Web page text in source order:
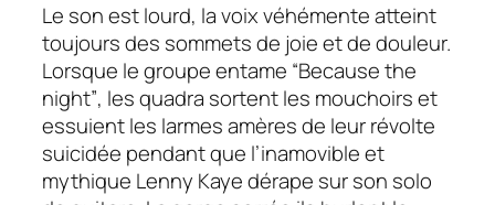
Le son est lourd, la voix véhémente atteint
toujours des sommets de joie et de douleur.
Lorsque le groupe entame “Because the
night”, les quadra sortent les mouchoirs et
essuient les larmes amères de leur révolte
suicidée pendant que l’inamovible et
mythique Lenny Kaye dérape sur son solo